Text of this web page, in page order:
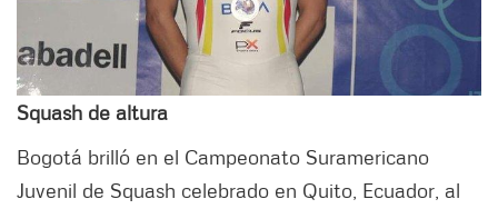
Squash de altura
Bogotá brilló en el Campeonato Suramericano
Juvenil de Squash celebrado en Quito, Ecuador, al